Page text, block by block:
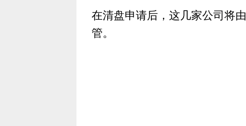
在清盘申请后，这几家公司将
管。